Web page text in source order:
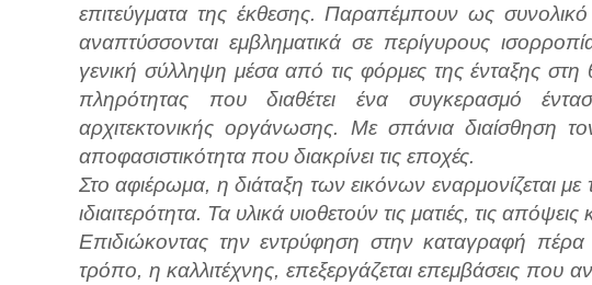
επιτεύγματα της έκθεσης. Παραπέμπουν ως
αναπτύσσονται εμβληματικά σε περίγυρους
γενική σύλληψη μέσα από τις φόρμες της ένταξης στη
πληρότητας που διαθέτει ένα συγκερασμό
αρχιτεκτονικής οργάνωσης. Με σπάνια διαίσθηση
αποφασιστικότητα που διακρίνει τις εποχές.
Στο αφιέρωμα, η διάταξη των εικόνων εναρμονίζεται
ιδιαιτερότητα. Τα υλικά υιοθετούν τις ματιές, τις απόψεις
Επιδιώκοντας την εντρύφηση στην καταγραφή
τρόπο, η καλλιτέχνης, επεξεργάζεται επεμβάσεις που